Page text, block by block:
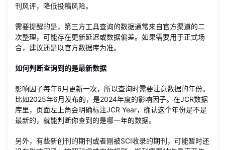
刊风评，降低投稿风险。
需要提醒的是，第三方工具查询的数据通常来自官方渠道的二
次整理，可能存在更新延迟或数据偏差。如果需要用于正式场
合，建议还是以官方数据库为准。
如何判断查询到的是最新数据
影响因子每年6月更新一次，所以查询时需要注意数据的年份。
比如2025年6月发布的，是2024年度的影响因子。在JCR数据
库里，页面左上角会明确标注JCR Year，确认这个年份是不是
最新的，就能判断你查到的是哪一年的数据。
另外，有些新创刊的期刊或者刚被SCI收录的期刊，可能暂时还